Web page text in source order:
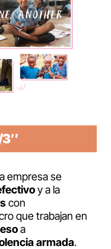
empresa se
y a la
con
que trabajan en
a
armada.